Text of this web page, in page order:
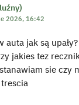
2026, 16:42
auta jak są
jakies tez
sie czy